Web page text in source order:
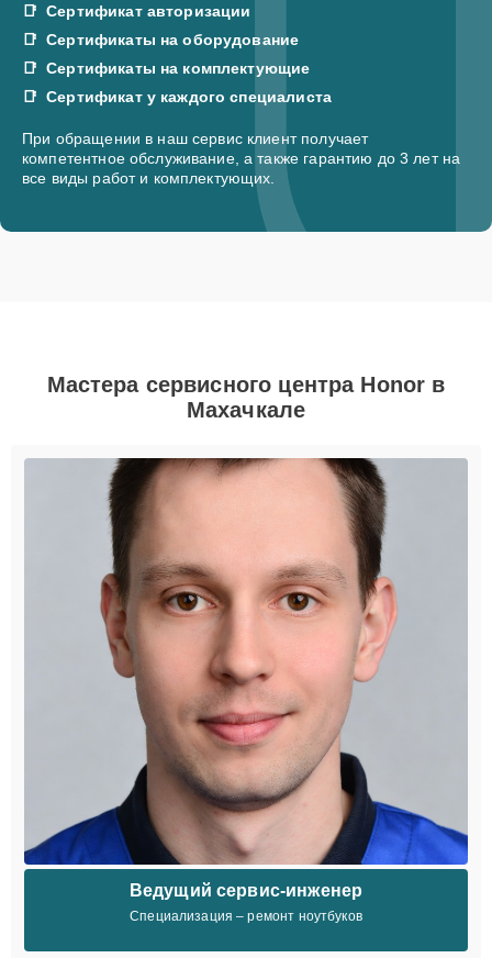
Сертификат авторизации
Сертификаты на оборудование
Сертификаты на комплектующие
Сертификат у каждого специалиста
При обращении в наш сервис клиент получает
компетентное обслуживание, а также гарантию до 3 лет на
все виды работ и комплектующих.
Мастера сервисного центра Honor в
Махачкале
Ведущий сервис-инженер
Специализация – ремонт ноутбуков